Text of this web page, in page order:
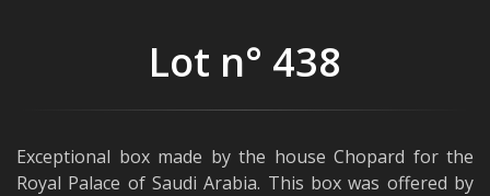
Lot n° 438
Exceptional box made by the house Chopard for the
Royal Palace of Saudi Arabia. This box was offered by